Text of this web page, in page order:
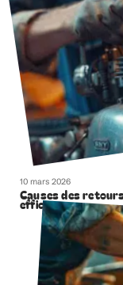
10 mars 2026
Causes des
efficaces